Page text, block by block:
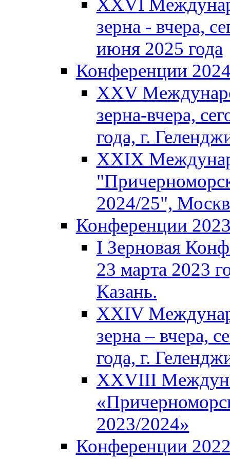
XXVI
зерна - вчера,
июня 2025 года
Конференции
XXV
зерна-вчера,
года, г.
XXIX
2024/25",
Конференции
I Зерновая
23 марта 2023
Казань.
XXIV
зерна – вчера,
года, г.
XXVIII
2023/2024»
Конференции